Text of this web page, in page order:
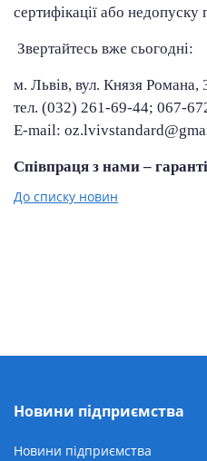
сертифікації або недопуску
Звертайтесь вже сьогодні:
м. Львів, вул. Князя Романа,
тел. (032) 261-69-44; 067-
E-mail:
Співпраця з нами –
До списку новин
Новини підприємства
Новини підприємства